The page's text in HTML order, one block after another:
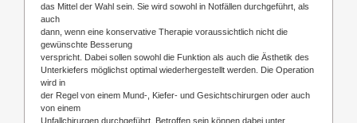
das Mittel der Wahl sein. Sie wird sowohl in Notfällen durchgeführt, als
auch
dann, wenn eine konservative Therapie voraussichtlich nicht die
gewünschte Besserung
verspricht. Dabei sollen sowohl die Funktion als auch die Ästhetik des
Unterkiefers möglichst optimal wiederhergestellt werden. Die Operation
wird in
der Regel von einem Mund-, Kiefer- und Gesichtschirurgen oder auch
von einem
Unfallchirurgen durchgeführt. Betroffen sein können dabei unter